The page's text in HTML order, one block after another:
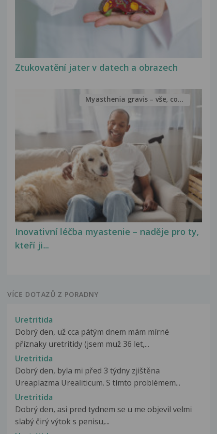
Ztukovatění jater v datech a obrazech
Inovativní léčba myastenie – naděje pro ty,
kteří ji...
Myasthenia gravis – vše, co...
VÍCE DOTAZŮ Z PORADNY
Uretritida
Dobrý den, už cca pátým dnem mám mírné
příznaky uretritidy (jsem muž 36 let,...
Uretritida
Dobrý den, byla mi před 3 týdny zjištěna
Ureaplazma Urealiticum. S tímto problémem...
Uretritida
Dobrý den, asi pred tydnem se u me objevil velmi
slabý čirý výtok s penisu,...